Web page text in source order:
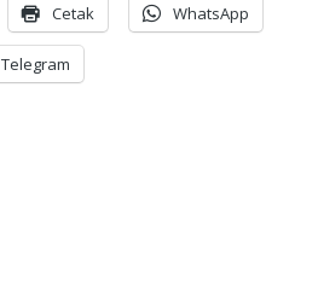
Cetak WhatsApp
Telegram